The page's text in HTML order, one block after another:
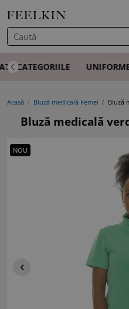
CATEGORIILE
Acasă Bluză medicală Femei Bluză
Bluză medicală
NOU